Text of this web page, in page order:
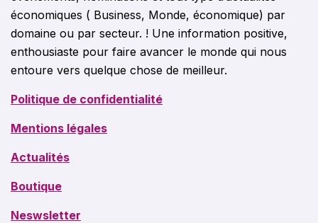
économiques ( Business, Monde, économique) par
domaine ou par secteur. ! Une information positive,
enthousiaste pour faire avancer le monde qui nous
entoure vers quelque chose de meilleur.
Politique de confidentialité
Mentions légales
Actualités
Boutique
Neswsletter